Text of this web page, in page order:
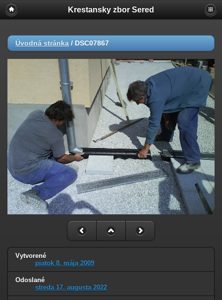
Krestansky zbor Sered
Úvodná stránka / DSC07867
Vytvorené
piatok 8. mája 2009
Odoslané
streda 17. augusta 2022